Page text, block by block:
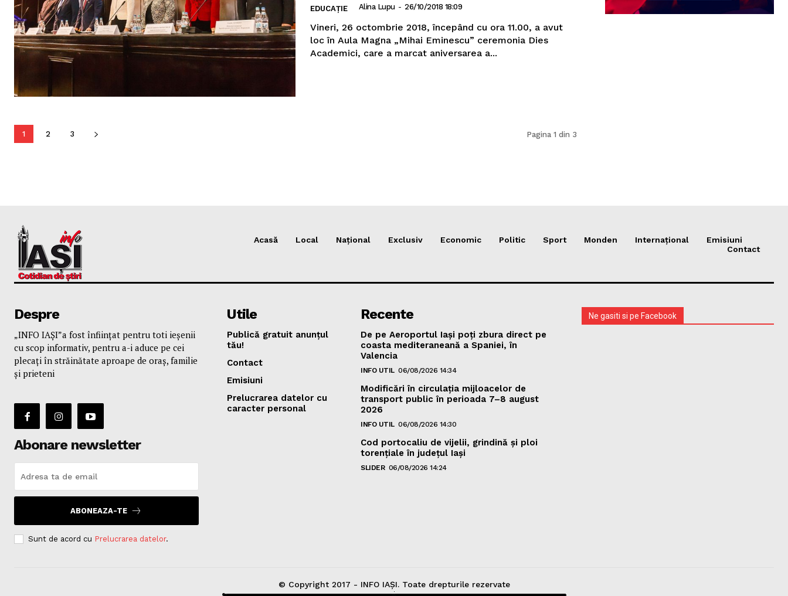
EDUCAȚIE Alina Lupu - 26/10/2018 18:09
Vineri, 26 octombrie 2018, începând cu ora 11.00, a avut
loc în Aula Magna „Mihai Eminescu” ceremonia Dies
Academici, care a marcat aniversarea a...
1 2 3 Pagina 1 din 3
Acasă Local Național Exclusiv Economic Politic Sport Monden Internațional
Emisiuni
Contact
Despre
„INFO IAȘI”a fost înfiinţat pentru toti ieşenii
cu scop informativ, pentru a-i aduce pe cei
plecaţi în străinătate aproape de oraş, familie
și prieteni
Abonare newsletter
ABONEAZA-TE
Sunt de acord cu Prelucrarea datelor.
Utile
Publică gratuit anunțul
tău!
Contact
Emisiuni
Prelucrarea datelor cu
caracter personal
Recente
De pe Aeroportul Iași poți zbura direct pe
coasta mediteraneană a Spaniei, în
Valencia
INFO UTIL 06/08/2026 14:34
Modificări în circulația mijloacelor de
transport public în perioada 7–8 august
2026
INFO UTIL 06/08/2026 14:30
Cod portocaliu de vijelii, grindină şi ploi
torenţiale în judeţul Iași
SLIDER 06/08/2026 14:24
Ne gasiti si pe Facebook
© Copyright 2017 - INFO IAȘI. Toate drepturile rezervate